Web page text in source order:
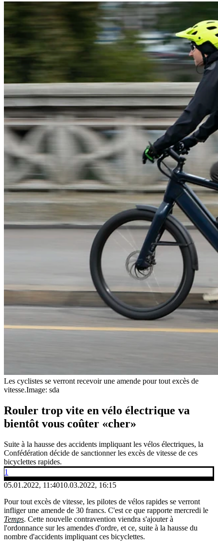
Les cyclistes se verront recevoir une amende pour tout excès de
vitesse.Image: sda
Rouler trop vite en vélo électrique va
bientôt vous coûter «cher»
Suite à la hausse des accidents impliquant les vélos électriques, la
Confédération décide de sanctionner les excès de vitesse de ces
bicyclettes rapides.
1
05.01.2022, 11:4010.03.2022, 16:15
Pour tout excès de vitesse, les pilotes de vélos rapides se verront
infliger une amende de 30 francs. C'est ce que rapporte mercredi le
Temps. Cette nouvelle contravention viendra s'ajouter à
l'ordonnance sur les amendes d'ordre, et ce, suite à la hausse du
nombre d'accidents impliquant ces bicyclettes.